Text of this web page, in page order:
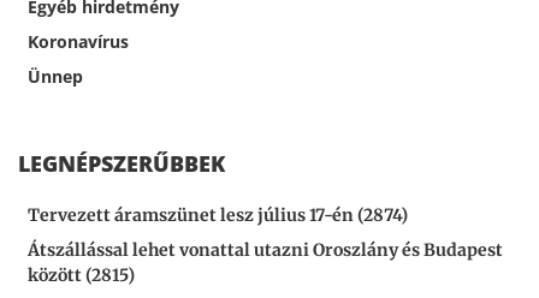
Egyéb hirdetmény
Koronavírus
Ünnep
LEGNÉPSZERŰBBEK
Tervezett áramszünet lesz július 17-én (2874)
Átszállással lehet vonattal utazni Oroszlány és Budapest
között (2815)